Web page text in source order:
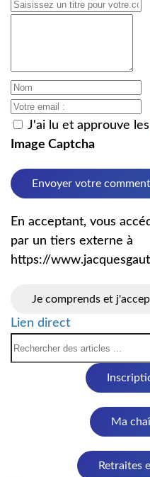
J'ai lu et approuve les
Image Captcha
Envoyer votre
En acceptant, vous
par un tiers externe à
https://
Je comprends et
Lien direct
Ma
Retraites